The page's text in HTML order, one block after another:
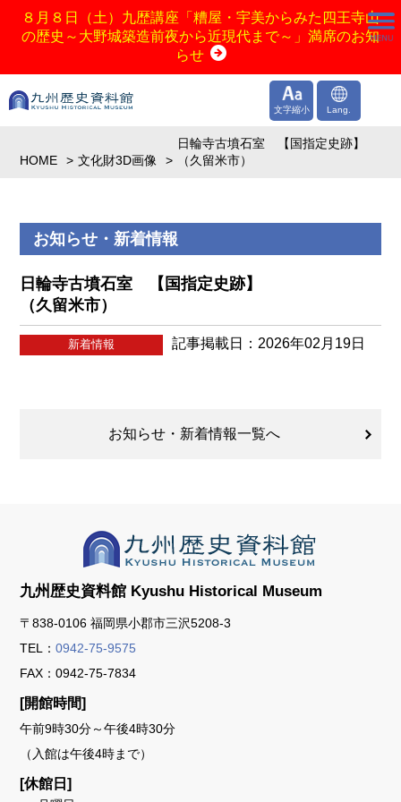
８月８日（土）九歴講座「糟屋・宇美からみた四王寺山
の歴史～大野城築造前夜から近現代まで～」満席のお知
らせ
文字縮小 Lang.
HOME 文化財3D画像
日輪寺古墳石室 【国指定史跡】
（久留米市）
お知らせ・新着情報
日輪寺古墳石室 【国指定史跡】
（久留米市）
新着情報 記事掲載日：2026年02月19日
お知らせ・新着情報一覧へ
九州歴史資料館 Kyushu Historical Museum
〒838-0106 福岡県小郡市三沢5208-3
TEL：0942-75-9575
FAX：0942-75-7834
[開館時間]
午前9時30分～午後4時30分
（入館は午後4時まで）
[休館日]